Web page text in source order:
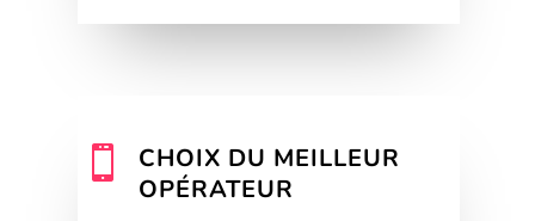

CHOIX DU MEILLEUR
OPÉRATEUR